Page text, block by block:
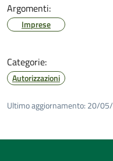
Argomenti:
Imprese
Categorie:
Autorizzazioni
Ultimo aggiornamento: 20/